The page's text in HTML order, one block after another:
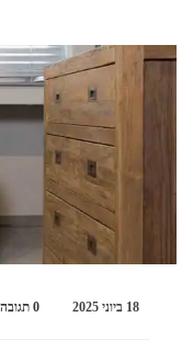
18 ביוני 2025 0 תגובה